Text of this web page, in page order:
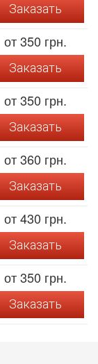
Заказать
от 350 грн.
Заказать
от 350 грн.
Заказать
от 360 грн.
Заказать
от 430 грн.
Заказать
от 350 грн.
Заказать